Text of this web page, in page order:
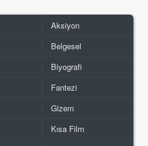
Aksiyon
Belgesel
Biyografi
Fantezi
Gizem
Kısa Film